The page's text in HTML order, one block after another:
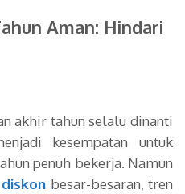
Aman: Hindari
akhir tahun selalu dinanti
kesempatan untuk
penuh bekerja. Namun
diskon besar-besaran, tren